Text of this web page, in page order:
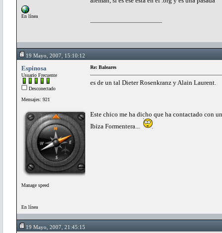
En línea
19 Mayo, 2007, 15:10:12
Espinosa
Usuario Frecuente
Desconectado
Mensajes: 921
Manage speed
En línea
Re: Baleares
es de un tal Dieter Rosenkranz y Alain Laurent.
Este chico me ha dicho que ha contactado con
Ibiza Formentera...
19 Mayo, 2007, 21:45:15